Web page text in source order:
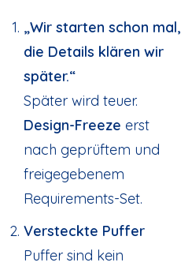
„Wir starten schon mal,
die Details klären wir
später.“
Später wird teuer.
Design-Freeze erst
nach geprüftem und
freigegebenem
Requirements-Set.
Versteckte Puffer
Puffer sind kein